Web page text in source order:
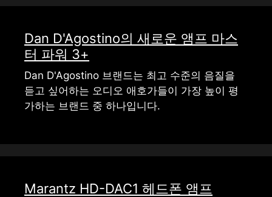
Dan D'Agostino의 새로운 앰프 마스
터 파워 3+
Dan D'Agostino 브랜드는 최고 수준의 음질을
듣고 싶어하는 오디오 애호가들이 가장 높이 평
가하는 브랜드 중 하나입니다.
Marantz HD-DAC1 헤드폰 앰프